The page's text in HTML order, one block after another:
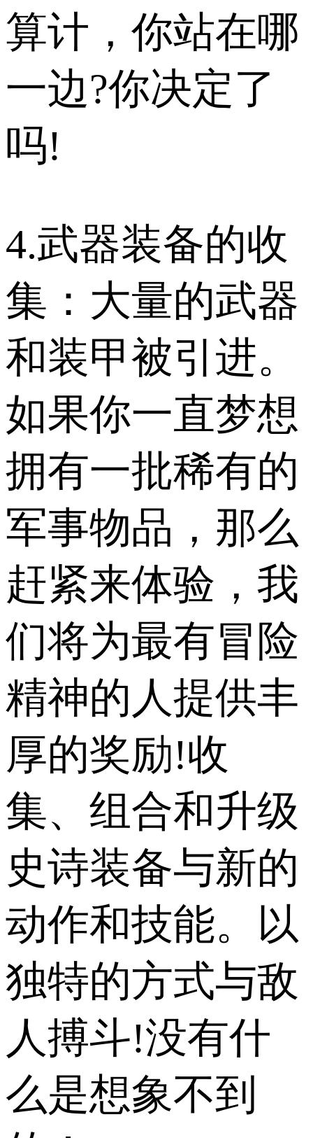
算计，你站在哪
一边?你决定了
吗!
4.武器装备的收
集：大量的武器
和装甲被引进。
如果你一直梦想
拥有一批稀有的
军事物品，那么
赶紧来体验，我
们将为最有冒险
精神的人提供丰
厚的奖励!收
集、组合和升级
史诗装备与新的
动作和技能。以
独特的方式与敌
人搏斗!没有什
么是想象不到